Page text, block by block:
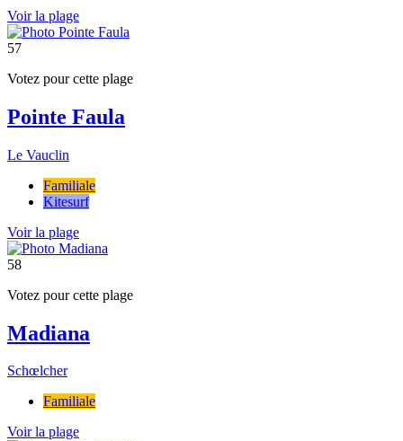
Voir la plage
57
Votez pour cette plage
Pointe Faula
Le Vauclin
Familiale
Kitesurf
Voir la plage
58
Votez pour cette plage
Madiana
Schœlcher
Familiale
Voir la plage